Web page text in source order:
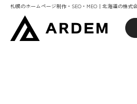
札幌のホームページ制作・SEO・MEO｜北海道の株式